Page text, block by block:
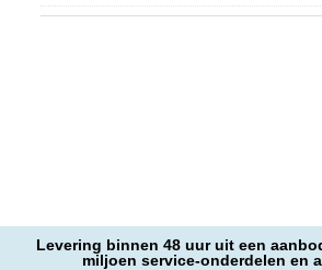
Levering binnen 48 uur uit een
miljoen service-onderdelen en